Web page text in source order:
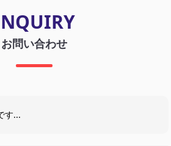
お問い合わせ
す...